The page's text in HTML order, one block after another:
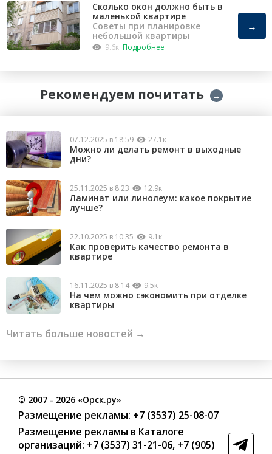
Сколько окон должно быть в
маленькой квартире
Советы при планировке
небольшой квартиры
9.6к Подробнее
→
Рекомендуем почитать →
07.12.2025 в 18:59 27.1к
Можно ли делать ремонт в выходные
дни?
25.11.2025 в 8:23 12.9к
Ламинат или линолеум: какое покрытие
лучше?
22.10.2025 в 10:35 9.1к
Как проверить качество ремонта в
квартире
16.11.2025 в 8:14 9.5к
На чем можно сэкономить при отделке
квартиры
Читать больше новостей →
© 2007 - 2026 «Орск.ру»
Размещение рекламы: +7 (3537) 25-08-07
Размещение рекламы в Каталоге
организаций: +7 (3537) 31-21-06, +7 (905)